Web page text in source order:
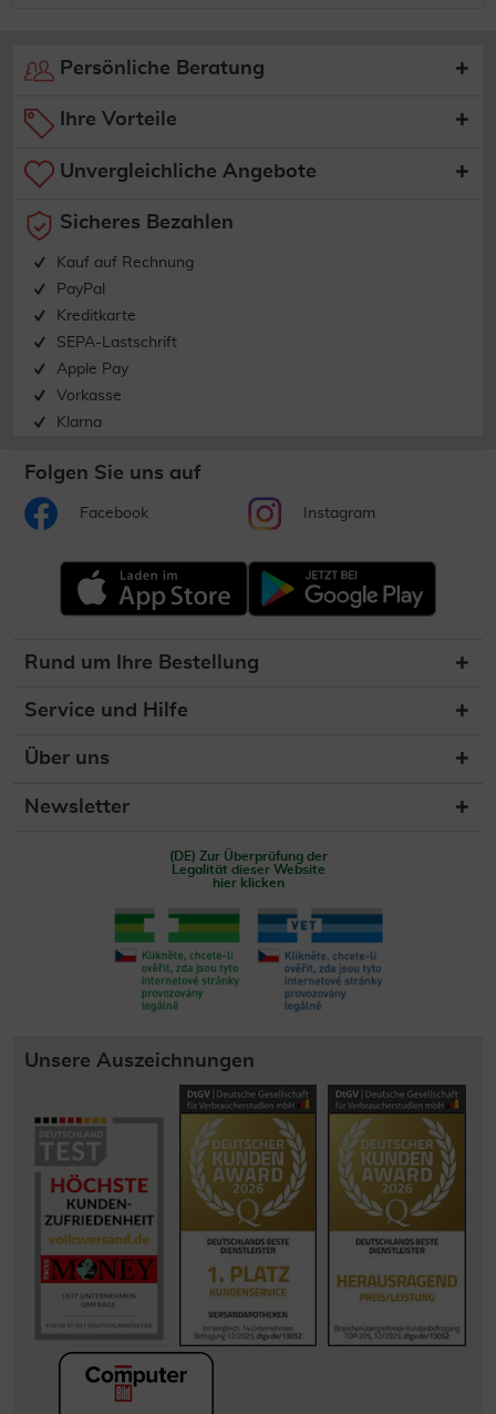
Persönliche Beratung
Ihre Vorteile
Unvergleichliche Angebote
Sicheres Bezahlen
Kauf auf Rechnung
PayPal
Kreditkarte
SEPA-Lastschrift
Apple Pay
Vorkasse
Klarna
Folgen Sie uns auf
Facebook Instagram
Rund um Ihre Bestellung
Service und Hilfe
Über uns
Newsletter
(DE) Zur Überprüfung der
Legalität dieser Website
hier klicken
Unsere Auszeichnungen